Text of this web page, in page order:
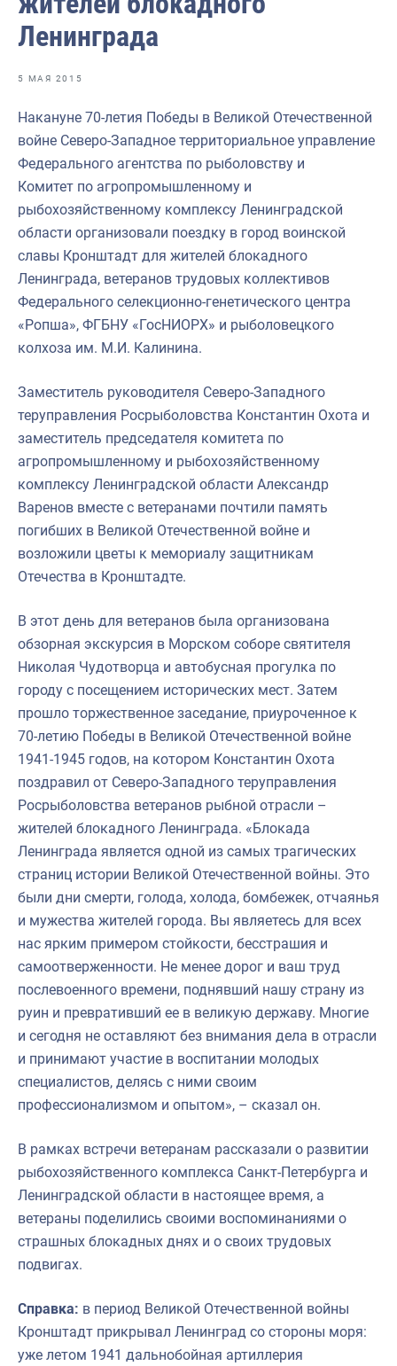
Биографии ветеранов
Дни рождения
Ленинграда
5 МАЯ 2015
Накануне 70-летия Победы в Великой Отечественной
войне Северо-Западное территориальное управление
Федерального агентства по рыболовству и
Комитет по агропромышленному и
рыбохозяйственному комплексу Ленинградской
области организовали поездку в город воинской
славы Кронштадт для жителей блокадного
Ленинграда, ветеранов трудовых коллективов
Федерального селекционно-генетического центра
«Ропша», ФГБНУ «ГосНИОРХ» и рыболовецкого
колхоза им. М.И. Калинина.
Заместитель руководителя Северо-Западного
теруправления Росрыболовства Константин Охота и
заместитель председателя комитета по
агропромышленному и рыбохозяйственному
комплексу Ленинградской области Александр
Варенов вместе с ветеранами почтили память
погибших в Великой Отечественной войне и
возложили цветы к мемориалу защитникам
Отечества в Кронштадте.
В этот день для ветеранов была организована
обзорная экскурсия в Морском соборе святителя
Николая Чудотворца и автобусная прогулка по
городу с посещением исторических мест. Затем
прошло торжественное заседание, приуроченное к
70-летию Победы в Великой Отечественной войне
1941-1945 годов, на котором Константин Охота
поздравил от Северо-Западного теруправления
Росрыболовства ветеранов рыбной отрасли –
жителей блокадного Ленинграда. «Блокада
Ленинграда является одной из самых трагических
страниц истории Великой Отечественной войны. Это
были дни смерти, голода, холода, бомбежек, отчаянья
и мужества жителей города. Вы являетесь для всех
нас ярким примером стойкости, бесстрашия и
самоотверженности. Не менее дорог и ваш труд
послевоенного времени, поднявший нашу страну из
руин и превративший ее в великую державу. Многие
и сегодня не оставляют без внимания дела в отрасли
и принимают участие в воспитании молодых
специалистов, делясь с ними своим
профессионализмом и опытом», – сказал он.
В рамках встречи ветеранам рассказали о развитии
рыбохозяйственного комплекса Санкт-Петербурга и
Ленинградской области в настоящее время, а
ветераны поделились своими воспоминаниями о
страшных блокадных днях и о своих трудовых
подвигах.
Справка: в период Великой Отечественной войны
Кронштадт прикрывал Ленинград со стороны моря:
уже летом 1941 дальнобойная артиллерия